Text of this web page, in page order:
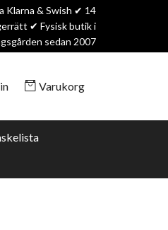
Klarna & Swish ✔ 14
✔ Fysisk butik i
sedan 2007
Varukorg